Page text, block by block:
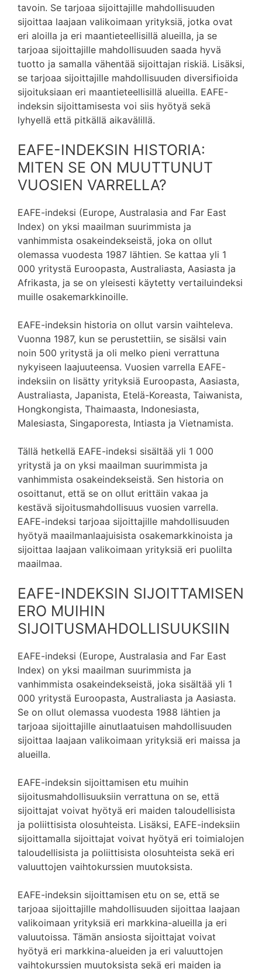
tavoin. Se tarjoaa sijoittajille mahdollisuuden
sijoittaa laajaan valikoimaan yrityksiä, jotka ovat
eri aloilla ja eri maantieteellisillä alueilla, ja se
tarjoaa sijoittajille mahdollisuuden saada hyvä
tuotto ja samalla vähentää sijoittajan riskiä. Lisäksi,
se tarjoaa sijoittajille mahdollisuuden diversifioida
sijoituksiaan eri maantieteellisillä alueilla. EAFE-
indeksin sijoittamisesta voi siis hyötyä sekä
lyhyellä että pitkällä aikavälillä.
EAFE-INDEKSIN HISTORIA:
MITEN SE ON MUUTTUNUT
VUOSIEN VARRELLA?
EAFE-indeksi (Europe, Australasia and Far East
Index) on yksi maailman suurimmista ja
vanhimmista osakeindekseistä, joka on ollut
olemassa vuodesta 1987 lähtien. Se kattaa yli 1
000 yritystä Euroopasta, Australiasta, Aasiasta ja
Afrikasta, ja se on yleisesti käytetty vertailuindeksi
muille osakemarkkinoille.
EAFE-indeksin historia on ollut varsin vaihteleva.
Vuonna 1987, kun se perustettiin, se sisälsi vain
noin 500 yritystä ja oli melko pieni verrattuna
nykyiseen laajuuteensa. Vuosien varrella EAFE-
indeksiin on lisätty yrityksiä Euroopasta, Aasiasta,
Australiasta, Japanista, Etelä-Koreasta, Taiwanista,
Hongkongista, Thaimaasta, Indonesiasta,
Malesiasta, Singaporesta, Intiasta ja Vietnamista.
Tällä hetkellä EAFE-indeksi sisältää yli 1 000
yritystä ja on yksi maailman suurimmista ja
vanhimmista osakeindekseistä. Sen historia on
osoittanut, että se on ollut erittäin vakaa ja
kestävä sijoitusmahdollisuus vuosien varrella.
EAFE-indeksi tarjoaa sijoittajille mahdollisuuden
hyötyä maailmanlaajuisista osakemarkkinoista ja
sijoittaa laajaan valikoimaan yrityksiä eri puolilta
maailmaa.
EAFE-INDEKSIN SIJOITTAMISEN
ERO MUIHIN
SIJOITUSMAHDOLLISUUKSIIN
EAFE-indeksi (Europe, Australasia and Far East
Index) on yksi maailman suurimmista ja
vanhimmista osakeindekseistä, joka sisältää yli 1
000 yritystä Euroopasta, Australiasta ja Aasiasta.
Se on ollut olemassa vuodesta 1988 lähtien ja
tarjoaa sijoittajille ainutlaatuisen mahdollisuuden
sijoittaa laajaan valikoimaan yrityksiä eri maissa ja
alueilla.
EAFE-indeksin sijoittamisen etu muihin
sijoitusmahdollisuuksiin verrattuna on se, että
sijoittajat voivat hyötyä eri maiden taloudellisista
ja poliittisista olosuhteista. Lisäksi, EAFE-indeksiin
sijoittamalla sijoittajat voivat hyötyä eri toimialojen
taloudellisista ja poliittisista olosuhteista sekä eri
valuuttojen vaihtokurssien muutoksista.
EAFE-indeksin sijoittamisen etu on se, että se
tarjoaa sijoittajille mahdollisuuden sijoittaa laajaan
valikoimaan yrityksiä eri markkina-alueilla ja eri
valuutoissa. Tämän ansiosta sijoittajat voivat
hyötyä eri markkina-alueiden ja eri valuuttojen
vaihtokurssien muutoksista sekä eri maiden ja